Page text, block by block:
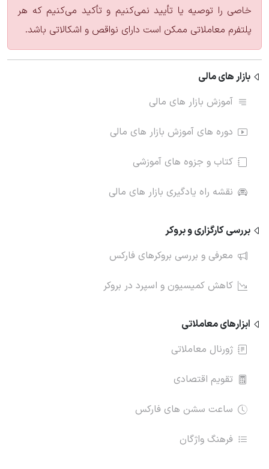
خاصی را توصیه یا تأیید نمی‌کنیم و تأکید می‌کنیم که هر
پلتفرم معاملاتی ممکن است دارای نواقص و اشکالاتی باشد.
بازار های مالی
آموزش بازار های مالی
دوره های آموزش بازار های مالی
کتاب و جزوه های آموزشی
نقشه راه یادگیری بازار های مالی
بررسی کارگزاری و بروکر
معرفی و بررسی بروکرهای فارکس
کاهش کمیسیون و اسپرد در بروکر
ابزارهای معاملاتی
ژورنال معاملاتی
تقویم اقتصادی
ساعت سشن های فارکس
فرهنگ واژگان